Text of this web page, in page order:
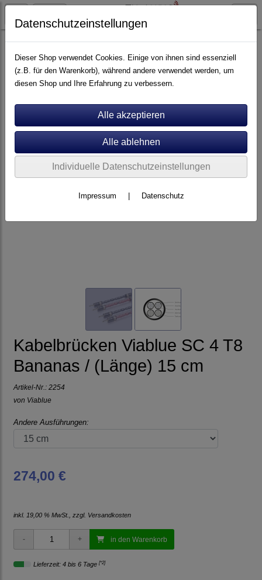
Artikel nach Marken P - Z Viablue
Kabelbrücken Viablue SC 4 T8
Bananas / (Länge) 15 cm
Artikel-Nr.: 2254
von Viablue
Andere Ausführungen:
274,00 €
inkl. 19,00 % MwSt., zzgl. Versandkosten
in den Warenkorb
Lieferzeit: 4 bis 6 Tage [*2]
Datenschutzeinstellungen
Dieser Shop verwendet Cookies. Einige von ihnen sind essenziell
(z.B. für den Warenkorb), während andere verwendet werden, um
diesen Shop und Ihre Erfahrung zu verbessern.
Individuelle Datenschutzeinstellungen
Impressum Datenschutz